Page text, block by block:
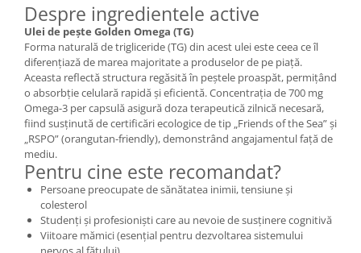
Despre ingredientele active
Ulei de pește Golden Omega (TG)
Forma naturală de trigliceride (TG) din acest ulei este ceea ce îl
diferențiază de marea majoritate a produselor de pe piață.
Aceasta reflectă structura regăsită în peștele proaspăt, permițând
o absorbție celulară rapidă și eficientă. Concentrația de 700 mg
Omega-3 per capsulă asigură doza terapeutică zilnică necesară,
fiind susținută de certificări ecologice de tip „Friends of the Sea” și
„RSPO” (orangutan-friendly), demonstrând angajamentul față de
mediu.
Pentru cine este recomandat?
Persoane preocupate de sănătatea inimii, tensiune și
colesterol
Studenți și profesioniști care au nevoie de susținere cognitivă
Viitoare mămici (esențial pentru dezvoltarea sistemului